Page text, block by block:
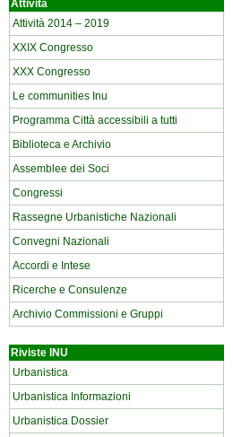
Attività
Attività 2014 – 2019
XXIX Congresso
XXX Congresso
Le communities Inu
Programma Città accessibili a tutti
Biblioteca e Archivio
Assemblee dei Soci
Congressi
Rassegne Urbanistiche Nazionali
Convegni Nazionali
Accordi e Intese
Ricerche e Consulenze
Archivio Commissioni e Gruppi
Riviste INU
Urbanistica
Urbanistica Informazioni
Urbanistica Dossier